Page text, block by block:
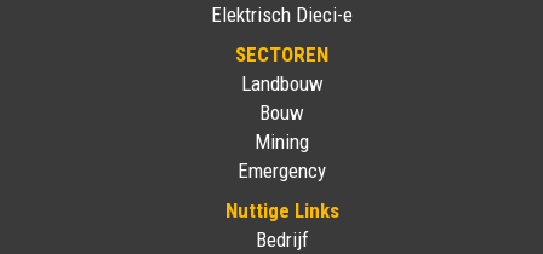
Elektrisch Dieci-e
SECTOREN
Landbouw
Bouw
Mining
Emergency
Nuttige Links
Bedrijf